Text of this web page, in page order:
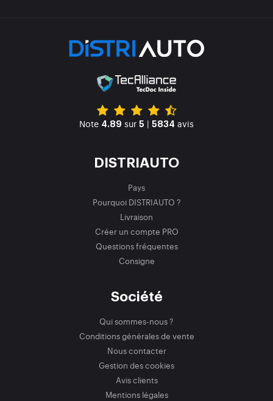
Note 4.89 sur 5 | 5834 avis
DISTRIAUTO
Pays
Pourquoi DISTRIAUTO ?
Livraison
Créer un compte PRO
Questions fréquentes
Consigne
Société
Qui sommes-nous ?
Conditions générales de vente
Nous contacter
Gestion des cookies
Avis clients
Mentions légales